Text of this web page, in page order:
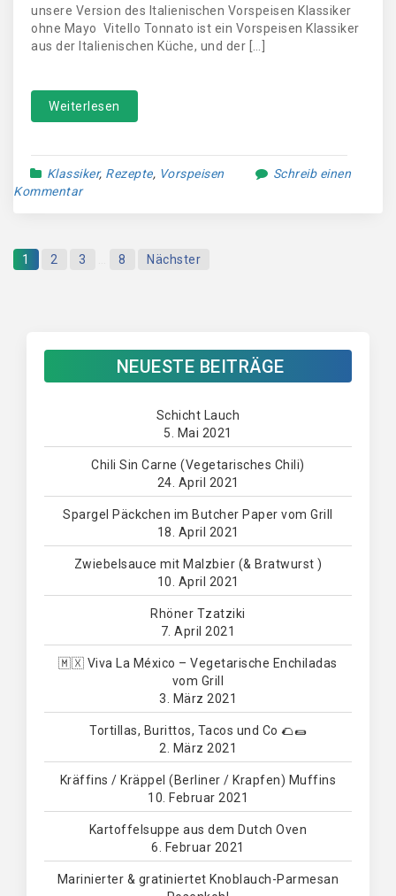
unsere Version des Italienischen Vorspeisen Klassiker
ohne Mayo Vitello Tonnato ist ein Vorspeisen Klassiker
aus der Italienischen Küche, und der […]
Weiterlesen
Klassiker, Rezepte, Vorspeisen
Schreib einen
Kommentar
1 2 3 8 Nächster
NEUESTE BEITRÄGE
Schicht Lauch
5. Mai 2021
Chili Sin Carne (Vegetarisches Chili)
24. April 2021
Spargel Päckchen im Butcher Paper vom Grill
18. April 2021
Zwiebelsauce mit Malzbier (& Bratwurst )
10. April 2021
Rhöner Tzatziki
7. April 2021
🇲🇽 Viva La México – Vegetarische Enchiladas
vom Grill
3. März 2021
Tortillas, Burittos, Tacos und Co 🌮🌯
2. März 2021
Kräffins / Kräppel (Berliner / Krapfen) Muffins
10. Februar 2021
Kartoffelsuppe aus dem Dutch Oven
6. Februar 2021
Marinierter & gratiniertet Knoblauch-Parmesan